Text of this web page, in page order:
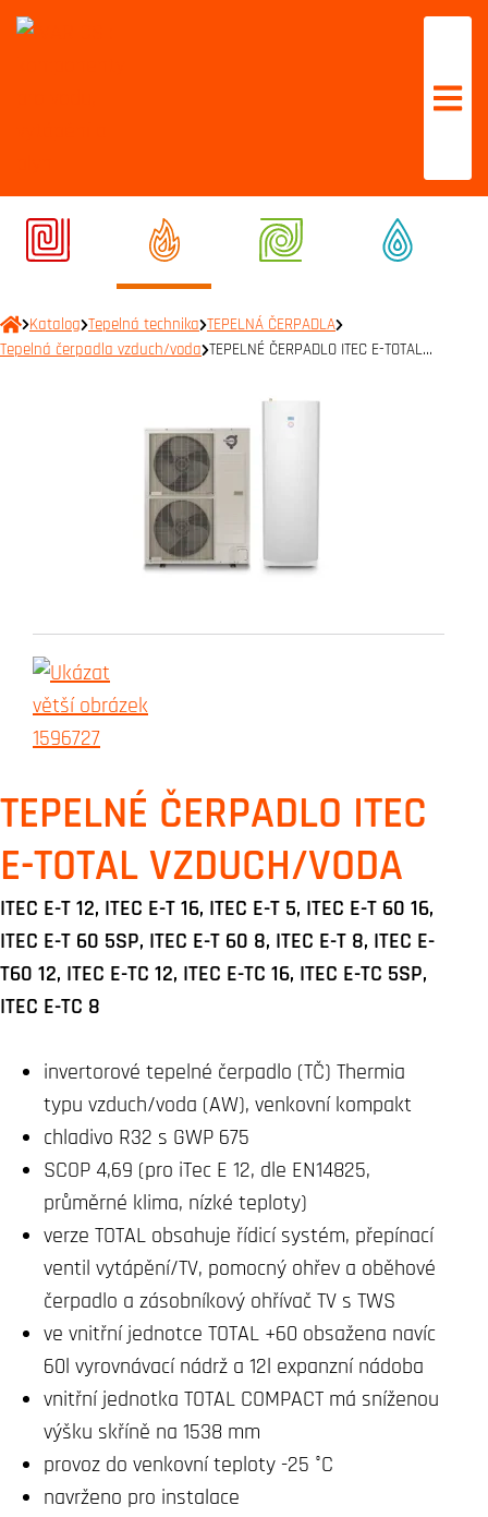
Katalog Tepelná technika TEPELNÁ ČERPADLA
Tepelná čerpadla vzduch/voda TEPELNÉ ČERPADLO ITEC E-TOTAL…
TEPELNÉ ČERPADLO ITEC
E-TOTAL VZDUCH/VODA
ITEC E-T 12, ITEC E-T 16, ITEC E-T 5, ITEC E-T 60 16,
ITEC E-T 60 5SP, ITEC E-T 60 8, ITEC E-T 8, ITEC E-
T60 12, ITEC E-TC 12, ITEC E-TC 16, ITEC E-TC 5SP,
ITEC E-TC 8
invertorové tepelné čerpadlo (TČ) Thermia
typu vzduch/voda (AW), venkovní kompakt
chladivo R32 s GWP 675
SCOP 4,69 (pro iTec E 12, dle EN14825,
průměrné klima, nízké teploty)
verze TOTAL obsahuje řídicí systém, přepínací
ventil vytápění/TV, pomocný ohřev a oběhové
čerpadlo a zásobníkový ohřívač TV s TWS
ve vnitřní jednotce TOTAL +60 obsažena navíc
60l vyrovnávací nádrž a 12l expanzní nádoba
vnitřní jednotka TOTAL COMPACT má sníženou
výšku skříně na 1538 mm
provoz do venkovní teploty -25 °C
navrženo pro instalace